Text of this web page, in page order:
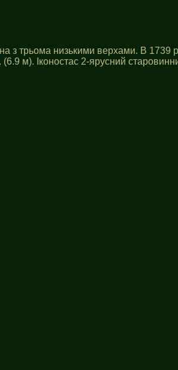
з трьома низькими верхами. В
м). Іконостас 2-ярусний